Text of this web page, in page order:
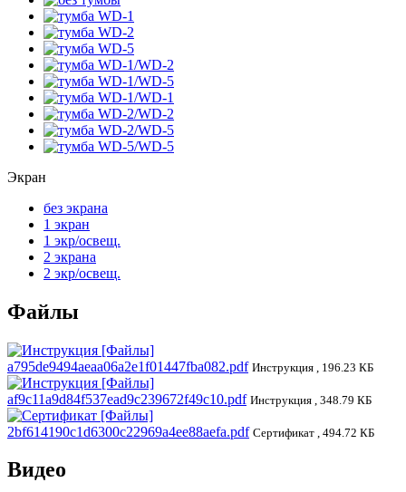
Экран
без экрана
1 экран
1 экр/освещ.
2 экрана
2 экр/освещ.
Файлы
a795de9494aeaa06a2e1f01447fba082.pdf Инструкция , 196.23 КБ
af9c11a9d84f537ead9c239672f49c10.pdf Инструкция , 348.79 КБ
2bf614190c1d6300c22969a4ee88aefa.pdf Сертификат , 494.72 КБ
Видео